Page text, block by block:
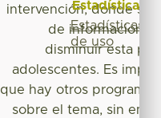
intervención, donde se
de información y
disminuir esta
adolescentes. Es
que hay otros
sobre el tema, sin
Estadísticas
Estadísticas
de uso